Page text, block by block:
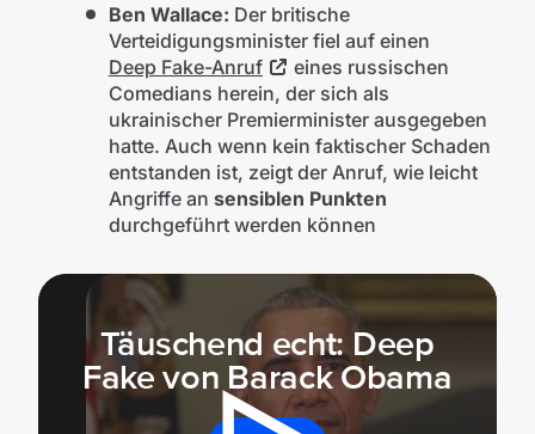
Ben Wallace: Der britische
Verteidigungsminister fiel auf einen
Deep Fake-Anruf
eines russischen
Comedians herein, der sich als
ukrainischer Premierminister ausgegeben
hatte. Auch wenn kein faktischer Schaden
entstanden ist, zeigt der Anruf, wie leicht
Angriffe an sensiblen Punkten
durchgeführt werden können
Mit der Wiedergabe dieses Videos werden
Daten an Youtube übertragen.
Hinweise dazu erhältst du in der
Datenschutzerklärung
Täuschend echt: Deep
Fake von Barack Obama